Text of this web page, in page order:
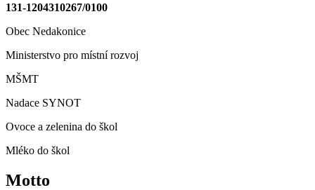
131-1204310267/0100
Obec Nedakonice
Ministerstvo pro místní rozvoj
MŠMT
Nadace SYNOT
Ovoce a zelenina do škol
Mléko do škol
Motto